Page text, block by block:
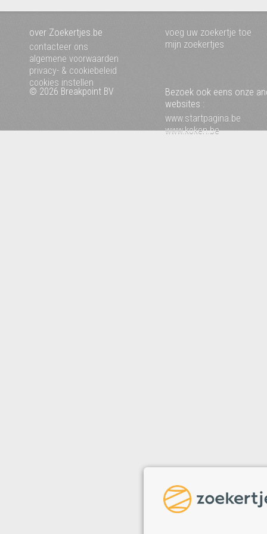
over Zoekertjes.be
contacteer ons
algemene voorwaarden
privacy- & cookiebeleid
cookies instellen
voeg uw zoekertje toe
mijn zoekertjes
© 2026 Breakpoint BV
Bezoek ook eens onze
websites :
www.startpagina.be
www.koken.be